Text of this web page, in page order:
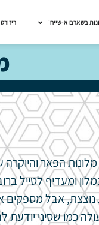
בשארם א-שייח'
הפאר
ומעדיף לטייל
נוצצת, אבל
כמו שסיני